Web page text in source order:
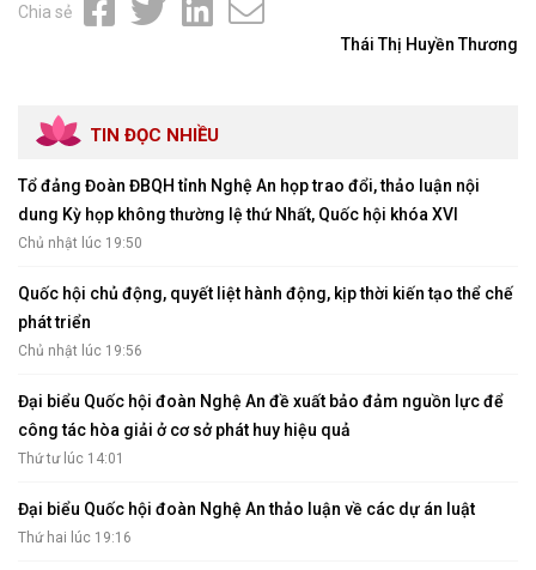
Chia sẻ
Thái Thị Huyền Thương
TIN ĐỌC NHIỀU
Tổ đảng Đoàn ĐBQH tỉnh Nghệ An họp trao đổi, thảo luận nội
dung Kỳ họp không thường lệ thứ Nhất, Quốc hội khóa XVI
Chủ nhật lúc 19:50
Quốc hội chủ động, quyết liệt hành động, kịp thời kiến tạo thể chế
phát triển
Chủ nhật lúc 19:56
Đại biểu Quốc hội đoàn Nghệ An đề xuất bảo đảm nguồn lực để
công tác hòa giải ở cơ sở phát huy hiệu quả
Thứ tư lúc 14:01
Đại biểu Quốc hội đoàn Nghệ An thảo luận về các dự án luật
Thứ hai lúc 19:16